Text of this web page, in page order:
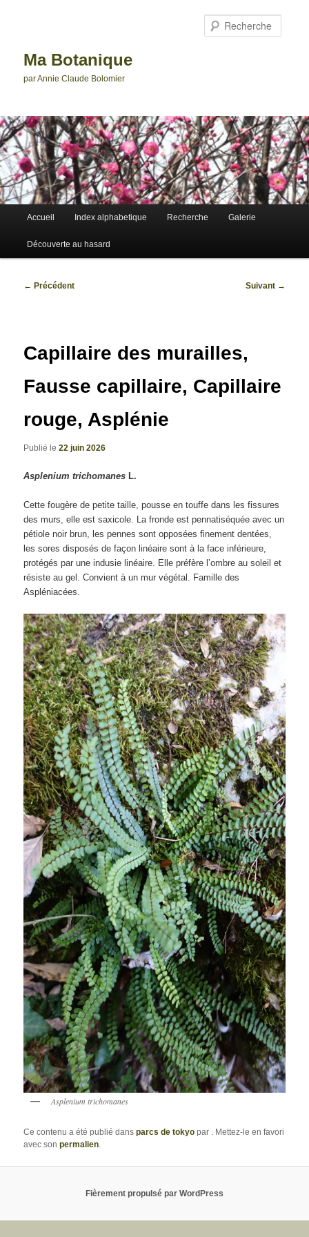
Ma Botanique
par Annie Claude Bolomier
Accueil Index alphabetique Recherche Galerie
Découverte au hasard
Navigation
← Précédent Suivant →
Capillaire des murailles,
Fausse capillaire, Capillaire
rouge, Asplénie
Publié le22 juin 2026
Asplenium trichomanes L.
Cette fougère de petite taille, pousse en touffe dans les fissures
des murs, elle est saxicole. La fronde est pennatiséquée avec un
pétiole noir brun, les pennes sont opposées finement dentées,
les sores disposés de façon linéaire sont à la face inférieure,
protégés par une indusie linéaire. Elle préfère l’ombre au soleil et
résiste au gel. Convient à un mur végétal. Famille des
Aspléniacées.
Asplenium trichomanes
Ce contenu a été publié dansparcs de tokyo par . Mettez-le en favori
avec sonpermalien.
Fièrement propulsé par WordPress